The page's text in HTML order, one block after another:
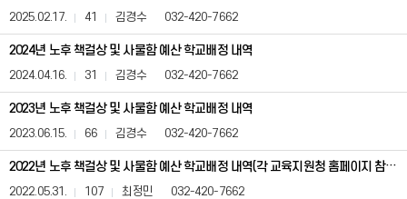
함
산
배
부
내
(사
전
정
보
2025.02.17. 41 김경수 032-420-7662
2024년 노후 책걸상 및 사물함 예산 학교배정 내역
2024.04.16. 31 김경수 032-420-7662
2023년 노후 책걸상 및 사물함 예산 학교배정 내역
2023.06.15. 66 김경수 032-420-7662
2022년 노후 책걸상 및 사물함 예산 학교배정 내역(각 교육지원청 홈페이지 참고)
2022.05.31. 107 최정민 032-420-7662